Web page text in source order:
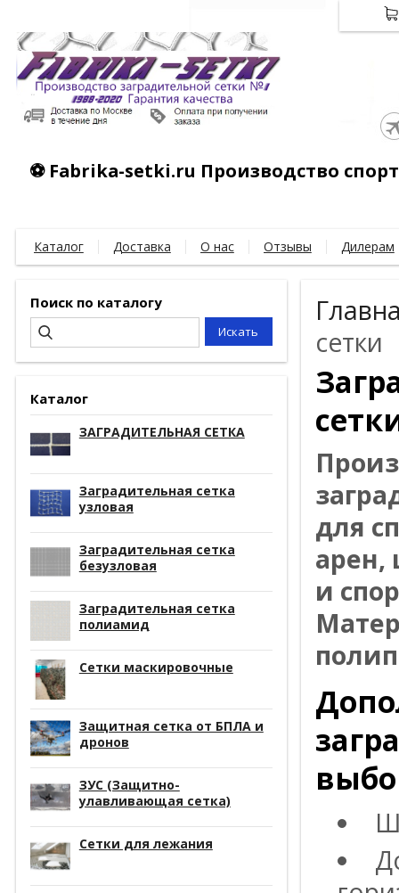
⚽ Fabrika-setki.ru Производство
Каталог Доставка О нас Отзывы Дилерам
Поиск по каталогу
Каталог
ЗАГРАДИТЕЛЬНАЯ СЕТКА
Заградительная сетка
узловая
Заградительная сетка
безузловая
Заградительная сетка
полиамид
Сетки маскировочные
Защитная сетка от БПЛА и
дронов
ЗУС (Защитно-
улавливающая сетка)
Сетки для лежания
сетки
для
арен,
и